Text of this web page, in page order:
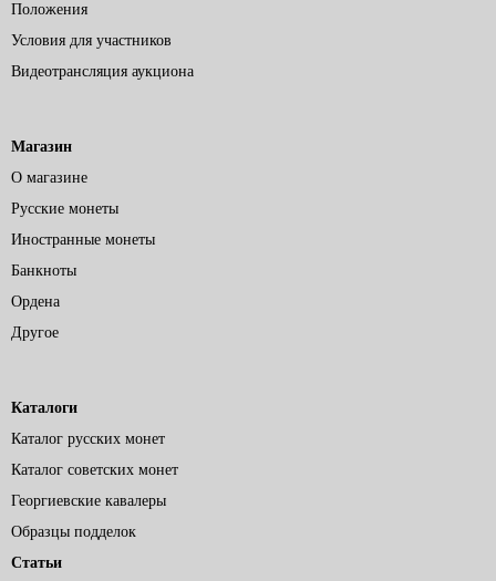
Положения
Условия для участников
Видеотрансляция аукциона
Магазин
О магазине
Русские монеты
Иностранные монеты
Банкноты
Ордена
Другое
Каталоги
Каталог русских монет
Каталог советских монет
Георгиевские кавалеры
Образцы подделок
Статьи